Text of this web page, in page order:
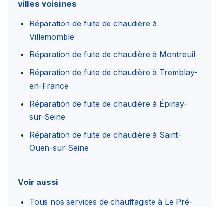
villes voisines
Réparation de fuite de chaudière à
Villemomble
Réparation de fuite de chaudière à Montreuil
Réparation de fuite de chaudière à Tremblay-
en-France
Réparation de fuite de chaudière à Épinay-
sur-Seine
Réparation de fuite de chaudière à Saint-
Ouen-sur-Seine
Voir aussi
Tous nos services de chauffagiste à Le Pré-